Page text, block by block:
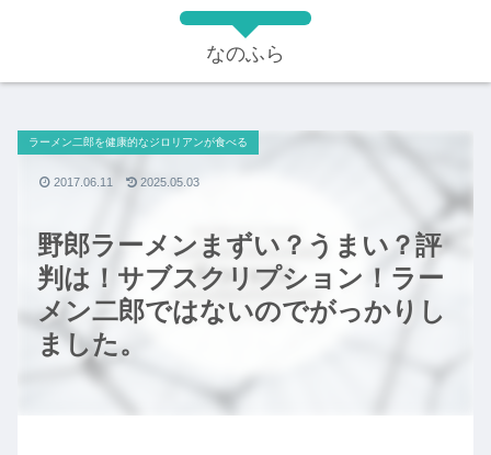
なのふら
野郎ラーメンまずい？うまい？評
判は！サブスクリプション！ラー
メン二郎ではないのでがっかりし
ました。
ラーメン二郎を健康的なジロリアンが食べる
2017.06.11 2025.05.03